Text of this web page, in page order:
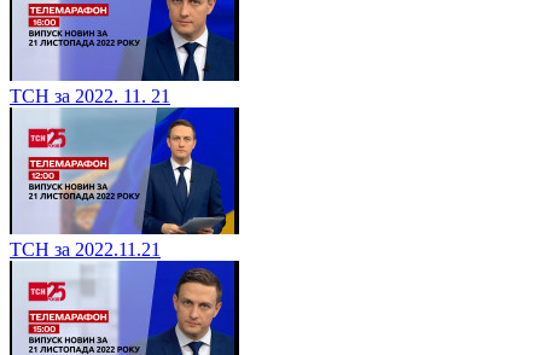
ТСН за 2022. 11. 21
ТСН за 2022.11.21